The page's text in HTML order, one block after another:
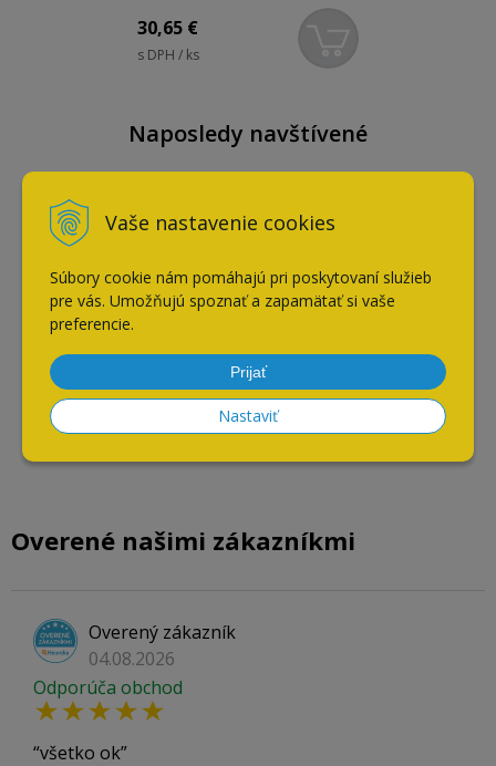
Vaše nastavenie cookies
Súbory cookie nám pomáhajú pri poskytovaní služieb
pre vás. Umožňujú spoznať a zapamätať si vaše
preferencie.
Prijať
Nastaviť
30,65 €
s DPH / ks
Naposledy navštívené
IWETEC handrička z
Overené našimi zákazníkmi
Overený zákazník
04.08.2026
Odporúča obchod
všetko ok